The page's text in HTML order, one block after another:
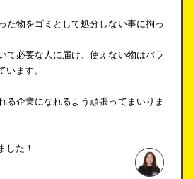
た物をゴミとして処分しない事に拘っ
て必要な人に届け、使えない物はバラ
ます。
る企業になれるよう頑張ってまいりま
した！